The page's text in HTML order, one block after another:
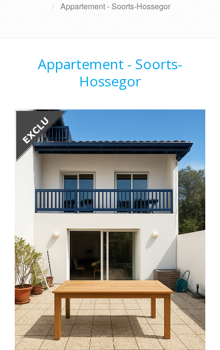
Appartement - Soorts-Hossegor
Appartement - Soorts-
Hossegor